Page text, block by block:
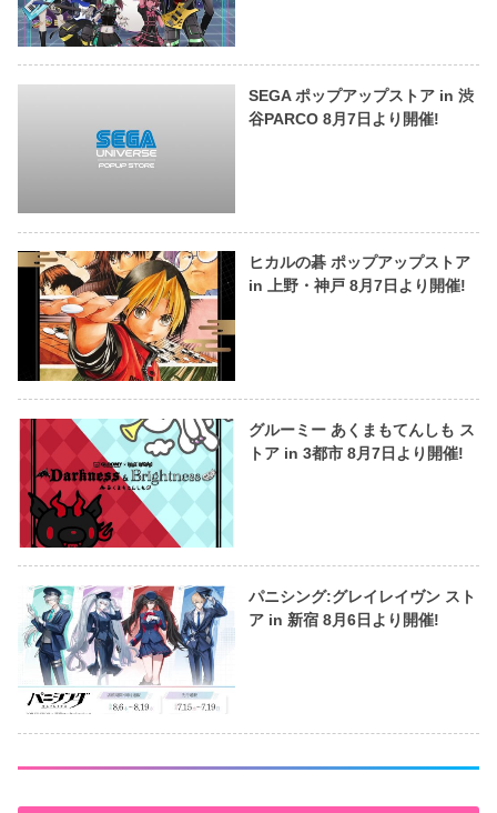
SEGA ポップアップストア in 渋
谷PARCO 8月7日より開催!
ヒカルの碁 ポップアップストア
in 上野・神戸 8月7日より開催!
グルーミー あくまもてんしも ス
トア in 3都市 8月7日より開催!
パニシング:グレイレイヴン スト
ア in 新宿 8月6日より開催!